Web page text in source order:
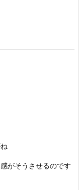
がそうさせるのです